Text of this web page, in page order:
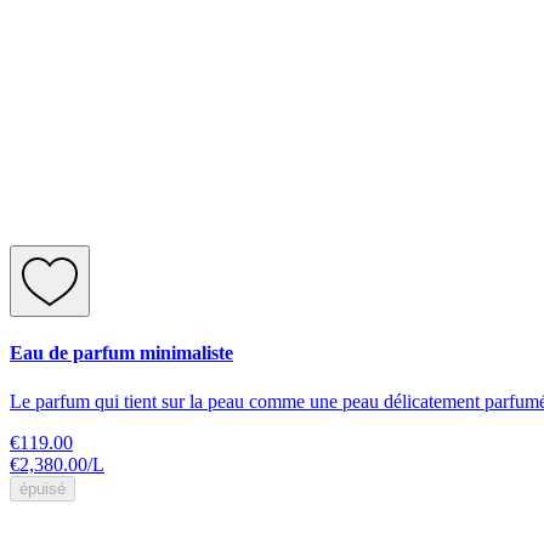
Eau de parfum minimaliste
Le parfum qui tient sur la peau comme une peau délicatement
€119.00
€2,380.00/L
épuisé